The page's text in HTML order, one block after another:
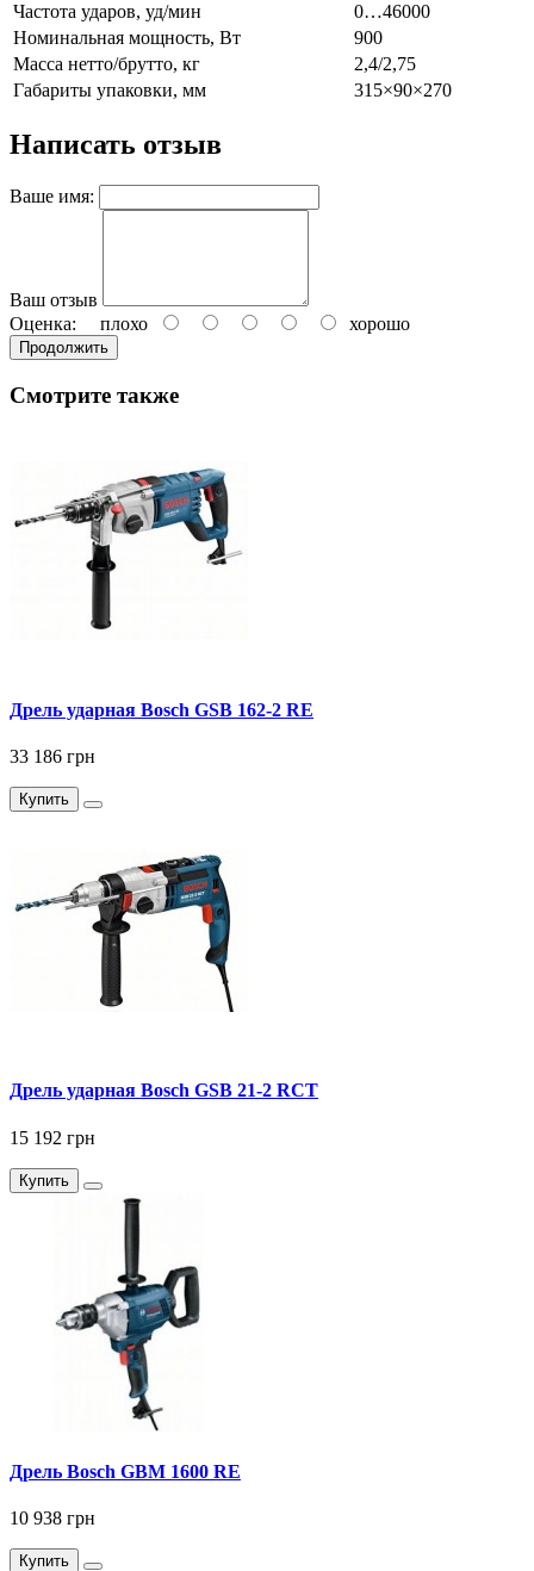
Частота ударов, уд/мин
0…46000
Номинальная мощность, Вт
900
Масса нетто/брутто, кг
2,4/2,75
Габариты упаковки, мм
315×90×270
Написать отзыв
Ваше имя:
Ваш отзыв
Оценка: плохо хорошо
Продолжить
Смотрите также
Дрель ударная Bosch GSB 162-2 RE
33 186 грн
Купить
Дрель ударная Bosch GSB 21-2 RCT
15 192 грн
Купить
Дрель Bosch GBM 1600 RE
10 938 грн
Купить